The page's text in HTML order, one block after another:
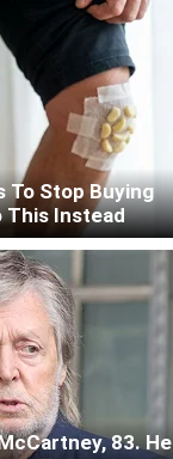
To Stop Buying
This Instead
83. He